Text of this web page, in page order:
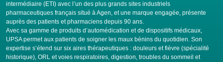
intermédiaire (ETI) avec l’un des plus grands sites industriels
pharmaceutiques français situé à Agen, et une marque engagée, présente
auprès des patients et pharmaciens depuis 90 ans.
Avec sa gamme de produits d’automédication et de dispositifs médicaux,
UPSA permet aux patients de soigner les maux bénins du quotidien. Son
expertise s’étend sur six aires thérapeutiques : douleurs et fièvre (spécialité
historique), ORL et voies respiratoires, digestion, troubles du sommeil et